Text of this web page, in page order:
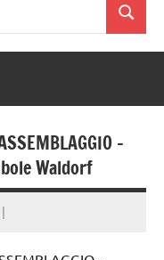
Cerca
–
Waldorf